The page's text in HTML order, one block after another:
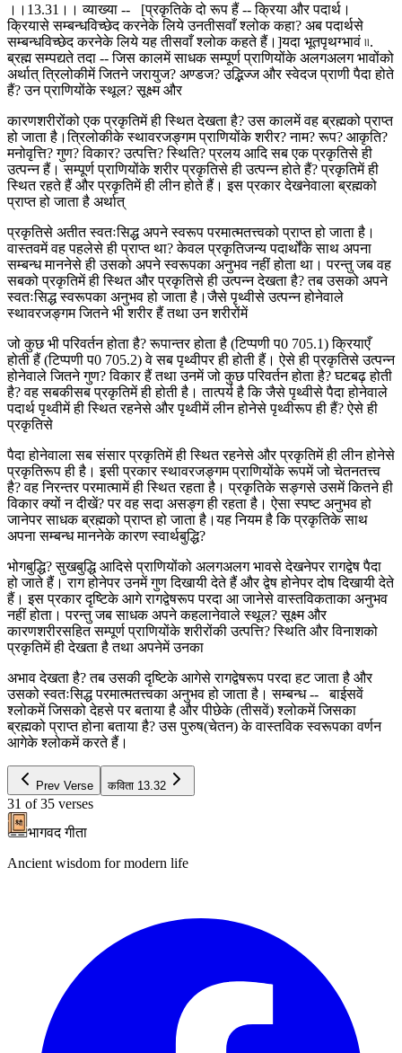
।।13.31।। व्याख्या -- [प्रकृतिके दो रूप हैं -- क्रिया और पदार्थ।
क्रियासे सम्बन्धविच्छेद करनेके लिये उनतीसवाँ श्लोक कहा? अब पदार्थसे
सम्बन्धविच्छेद करनेके लिये यह तीसवाँ श्लोक कहते हैं।]यदा भूतपृथग्भावं ৷৷.
ब्रह्म सम्पद्यते तदा -- जिस कालमें साधक सम्पूर्ण प्राणियोंके अलगअलग भावोंको
अर्थात् त्रिलोकीमें जितने जरायुज? अण्डज? उद्भिज्ज और स्वेदज प्राणी पैदा होते
हैं? उन प्राणियोंके स्थूल? सूक्ष्म और
कारणशरीरोंको एक प्रकृतिमें ही स्थित देखता है? उस कालमें वह ब्रह्मको प्राप्त
हो जाता है।त्रिलोकीके स्थावरजङ्गम प्राणियोंके शरीर? नाम? रूप? आकृति?
मनोवृत्ति? गुण? विकार? उत्पत्ति? स्थिति? प्रलय आदि सब एक प्रकृतिसे ही
उत्पन्न हैं। सम्पूर्ण प्राणियोंके शरीर प्रकृतिसे ही उत्पन्न होते हैं? प्रकृतिमें ही
स्थित रहते हैं और प्रकृतिमें ही लीन होते हैं। इस प्रकार देखनेवाला ब्रह्मको
प्राप्त हो जाता है अर्थात्
प्रकृतिसे अतीत स्वतःसिद्ध अपने स्वरूप परमात्मतत्त्वको प्राप्त हो जाता है।
वास्तवमें वह पहलेसे ही प्राप्त था? केवल प्रकृतिजन्य पदार्थोंके साथ अपना
सम्बन्ध माननेसे ही उसको अपने स्वरूपका अनुभव नहीं होता था। परन्तु जब वह
सबको प्रकृतिमें ही स्थित और प्रकृतिसे ही उत्पन्न देखता है? तब उसको अपने
स्वतःसिद्ध स्वरूपका अनुभव हो जाता है।जैसे पृथ्वीसे उत्पन्न होनेवाले
स्थावरजङ्गम जितने भी शरीर हैं तथा उन शरीरोंमें
जो कुछ भी परिवर्तन होता है? रूपान्तर होता है (टिप्पणी प0 705.1) क्रियाएँ
होती हैं (टिप्पणी प0 705.2) वे सब पृथ्वीपर ही होती हैं। ऐसे ही प्रकृतिसे उत्पन्न
होनेवाले जितने गुण? विकार हैं तथा उनमें जो कुछ परिवर्तन होता है? घटबढ़ होती
है? वह सबकीसब प्रकृतिमें ही होती है। तात्पर्य है कि जैसे पृथ्वीसे पैदा होनेवाले
पदार्थ पृथ्वीमें ही स्थित रहनेसे और पृथ्वीमें लीन होनेसे पृथ्वीरूप ही हैं? ऐसे ही
प्रकृतिसे
पैदा होनेवाला सब संसार प्रकृतिमें ही स्थित रहनेसे और प्रकृतिमें ही लीन होनेसे
प्रकृतिरूप ही है। इसी प्रकार स्थावरजङ्गम प्राणियोंके रूपमें जो चेतनतत्त्व
है? वह निरन्तर परमात्मामें ही स्थित रहता है। प्रकृतिके सङ्गसे उसमें कितने ही
विकार क्यों न दीखें? पर वह सदा असङ्ग ही रहता है। ऐसा स्पष्ट अनुभव हो
जानेपर साधक ब्रह्मको प्राप्त हो जाता है।यह नियम है कि प्रकृतिके साथ
अपना सम्बन्ध माननेके कारण स्वार्थबुद्धि?
भोगबुद्धि? सुखबुद्धि आदिसे प्राणियोंको अलगअलग भावसे देखनेपर रागद्वेष पैदा
हो जाते हैं। राग होनेपर उनमें गुण दिखायी देते हैं और द्वेष होनेपर दोष दिखायी देते
हैं। इस प्रकार दृष्टिके आगे रागद्वेषरूप परदा आ जानेसे वास्तविकताका अनुभव
नहीं होता। परन्तु जब साधक अपने कहलानेवाले स्थूल? सूक्ष्म और
कारणशरीरसहित सम्पूर्ण प्राणियोंके शरीरोंकी उत्पत्ति? स्थिति और विनाशको
प्रकृतिमें ही देखता है तथा अपनेमें उनका
अभाव देखता है? तब उसकी दृष्टिके आगेसे रागद्वेषरूप परदा हट जाता है और
उसको स्वतःसिद्ध परमात्मतत्त्वका अनुभव हो जाता है। सम्बन्ध -- बाईसवें
श्लोकमें जिसको देहसे पर बताया है और पीछेके (तीसवें) श्लोकमें जिसका
ब्रह्मको प्राप्त होना बताया है? उस पुरुष(चेतन) के वास्तविक स्वरूपका वर्णन
आगेके श्लोकमें करते हैं।
Prev Verse कविता 13.32
31 of 35 verses
भागवद गीता
Ancient wisdom for modern life